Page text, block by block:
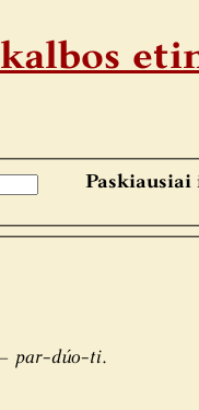
Paskiausiai
par-dúo-ti.